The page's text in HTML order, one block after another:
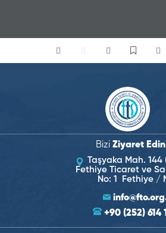
Bizi Ziyaret
Taşyaka Mah. 144
Fethiye Ticaret ve
No: 1 Fethiye /
+90 (252) 614